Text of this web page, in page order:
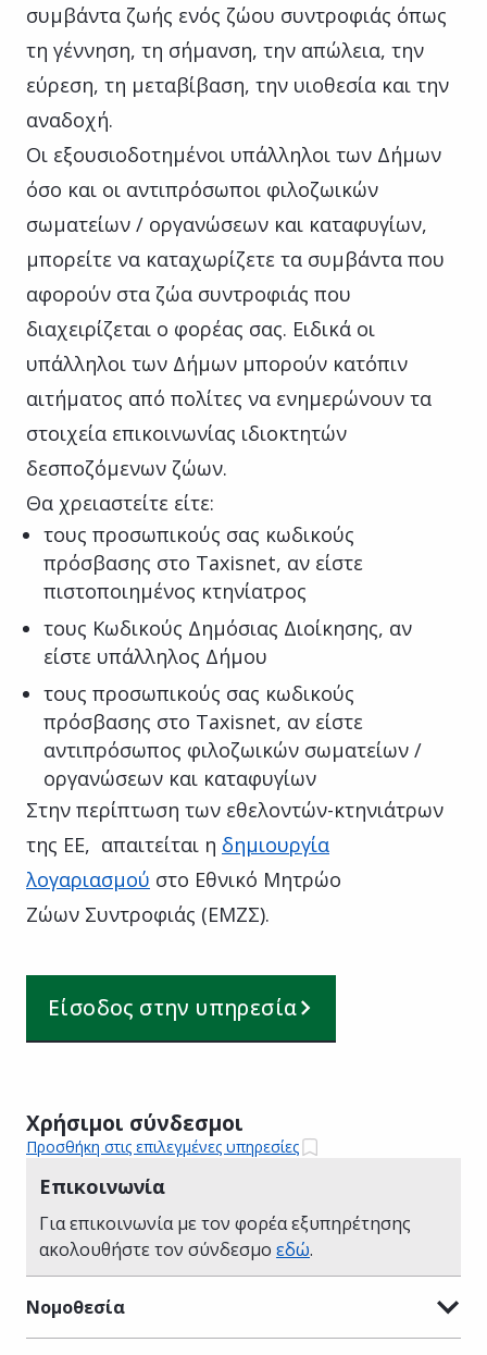
συμβάντα ζωής ενός ζώου συντροφιάς όπως
τη γέννηση, τη σήμανση, την απώλεια, την
εύρεση, τη μεταβίβαση, την υιοθεσία και την
αναδοχή.
Οι εξουσιοδοτημένοι υπάλληλοι των Δήμων
όσο και οι αντιπρόσωποι φιλοζωικών
σωματείων / οργανώσεων και καταφυγίων,
μπορείτε να καταχωρίζετε τα συμβάντα που
αφορούν στα ζώα συντροφιάς που
διαχειρίζεται ο φορέας σας. Ειδικά οι
υπάλληλοι των Δήμων μπορούν κατόπιν
αιτήματος από πολίτες να ενημερώνουν τα
στοιχεία επικοινωνίας ιδιοκτητών
δεσποζόμενων ζώων.
Θα χρειαστείτε είτε:
τους προσωπικούς σας κωδικούς
πρόσβασης στο Taxisnet, αν είστε
πιστοποιημένος κτηνίατρος
τους Κωδικούς Δημόσιας Διοίκησης, αν
είστε υπάλληλος Δήμου
τους προσωπικούς σας κωδικούς
πρόσβασης στο Taxisnet, αν είστε
αντιπρόσωπος φιλοζωικών σωματείων /
οργανώσεων και καταφυγίων
Στην περίπτωση των εθελοντών-κτηνιάτρων
της ΕΕ, απαιτείται η δημιουργία
λογαριασμού στο Εθνικό Μητρώο
Ζώων Συντροφιάς (ΕΜΖΣ).
Είσοδος στην υπηρεσία
Χρήσιμοι σύνδεσμοι
Προσθήκη στις επιλεγμένες υπηρεσίες
Επικοινωνία
Για επικοινωνία με τον φορέα εξυπηρέτησης
ακολουθήστε τον σύνδεσμο εδώ.
Νομοθεσία